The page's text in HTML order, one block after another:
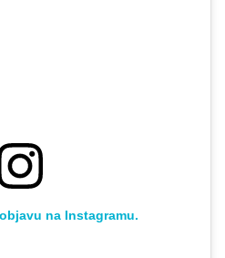
na Instagramu.